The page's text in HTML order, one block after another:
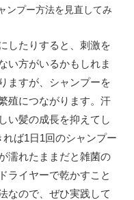
ンプー方法を見直してみ
したりすると、刺激を
い方がいるかもしれま
ますが、シャンプーを
殖につながります。汗
い髪の成長を抑えてし
ば1日1回のシャンプー
濡れたままだと雑菌の
ライヤーで乾かすこと
なので、ぜひ実践して